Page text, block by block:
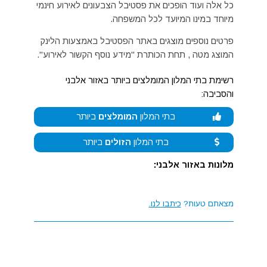
כל אלה ועוד הופכים את פסטיבל הצבעונים לאירוע חינמי
מיוחד במינו המיועד לכל המשפחה.
פרטים נוספים מוצגים באתר הפסטיבל באמצעות הלינק
המוצג מטה , תחת הכותרת "מידע נוסף הקשור לאירוע".
רשימת בתי המלון המומלצים ביותר באזור אלבני
והסביבה:
בתי המלון המומלצים ביותר
בתי המלון הזולים ביותר
מלונות באזור אלבני:
מצאתם טעות? כיתבו לנו.